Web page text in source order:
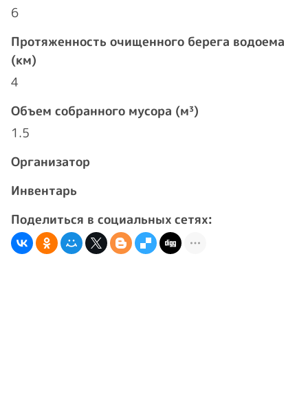
6
Протяженность очищенного берега водоема
(км)
4
Объем собранного мусора (м³)
1.5
Организатор
Инвентарь
Поделиться в социальных сетях: